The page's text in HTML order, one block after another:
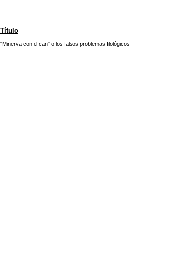
Título
"Minerva con el can" o los falsos problemas filológicos